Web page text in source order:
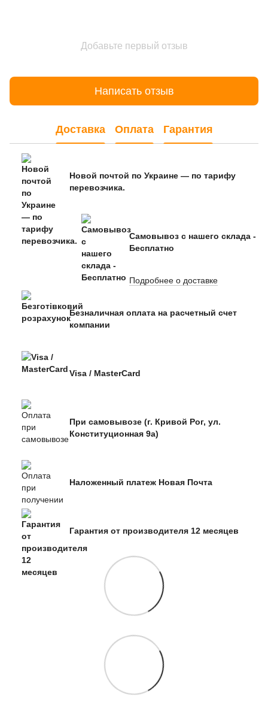
Добавьте первый отзыв
Написать отзыв
Доставка Оплата Гарантия
Новой почтой по Украине — по тарифу
перевозчика.
Самовывоз с нашего склада -
Бесплатно
Подробнее о доставке
Безналичная оплата на расчетный счет
компании
Visa / MasterCard
При самовывозе (г. Кривой Рог, ул.
Конституционная 9а)
Наложенный платеж Новая Почта
Гарантия от производителя 12 месяцев